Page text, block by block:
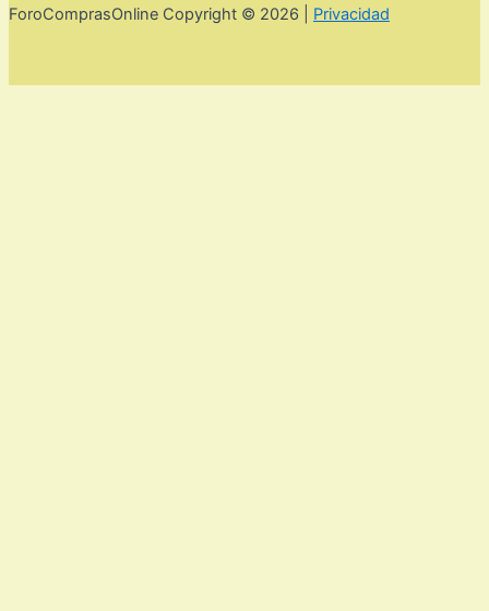
ForoComprasOnline Copyright © 2026 | Privacidad